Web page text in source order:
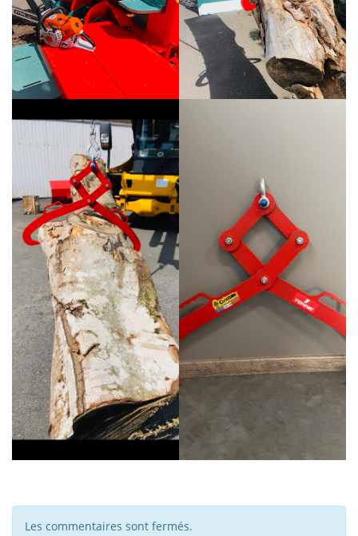
Les commentaires sont fermés.